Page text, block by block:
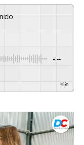
-:--
GSpeech